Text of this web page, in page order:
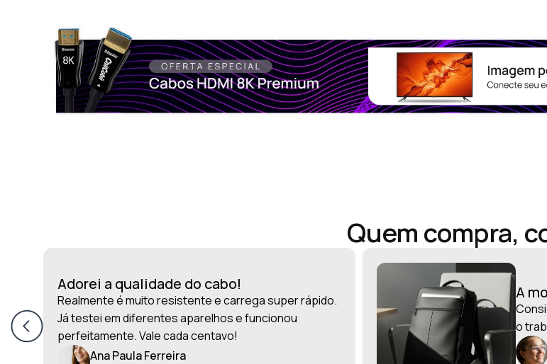
Quem compra,
Adorei a qualidade do cabo!
Realmente é muito resistente e carrega super rápido.
Já testei em diferentes aparelhos e funcionou
perfeitamente. Vale cada centavo!
Ana Paula Ferreira
A
o